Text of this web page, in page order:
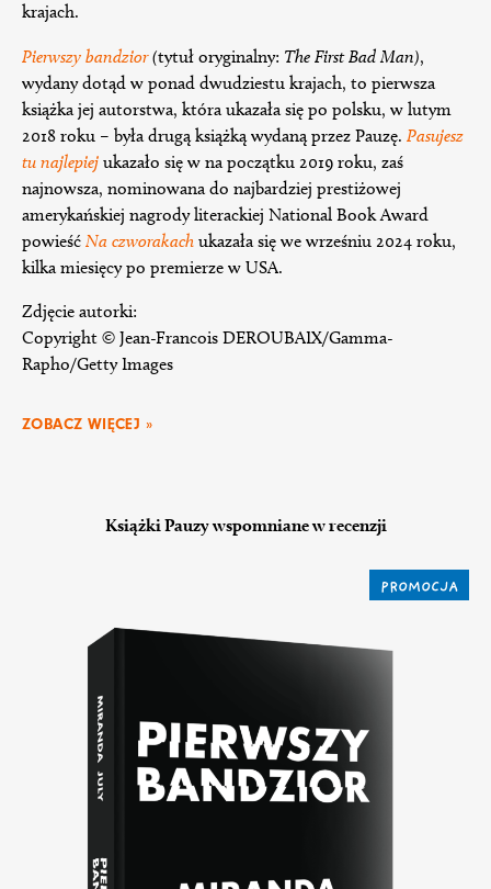
krajach.
Pierwszy bandzior(tytuł oryginalny: The First Bad Man),
wydany dotąd w ponad dwudziestu krajach, to pierwsza
książka jej autorstwa, która ukazała się po polsku, w lutym
2018 roku – była drugą książką wydaną przez Pauzę. Pasujesz
tu najlepiej ukazało się w na początku 2019 roku, zaś
najnowsza, nominowana do najbardziej prestiżowej
amerykańskiej nagrody literackiej National Book Award
powieść Na czworakach ukazała się we wrześniu 2024 roku,
kilka miesięcy po premierze w USA.
Zdjęcie autorki:
Copyright © Jean-Francois DEROUBAIX/Gamma-
Rapho/Getty Images
ZOBACZ WIĘCEJ »
Książki Pauzy wspomniane w recenzji
PROMOCJA